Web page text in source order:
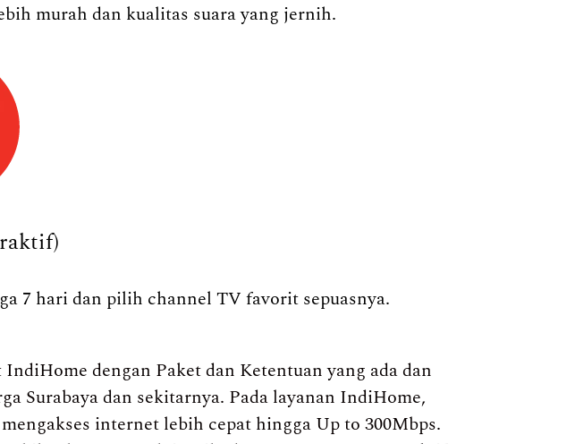
murah dan kualitas suara yang jernih.
7 hari dan pilih channel TV favorit sepuasnya.
dengan Paket dan Ketentuan yang ada dan
Surabaya dan sekitarnya. Pada layanan IndiHome,
internet lebih cepat hingga Up to 300Mbps.